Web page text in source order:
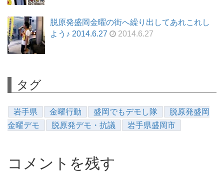
脱原発盛岡金曜の街へ繰り出してあれこれし
よう♪ 2014.6.27
2014.6.27
タグ
岩手県 金曜行動 盛岡でもデモし隊
脱原発盛岡
金曜デモ
脱原発デモ・抗議 岩手県盛岡市
コメントを残す